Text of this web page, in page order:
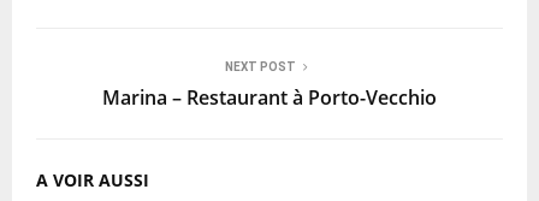
NEXT POST
Marina – Restaurant à Porto-Vecchio
A VOIR AUSSI